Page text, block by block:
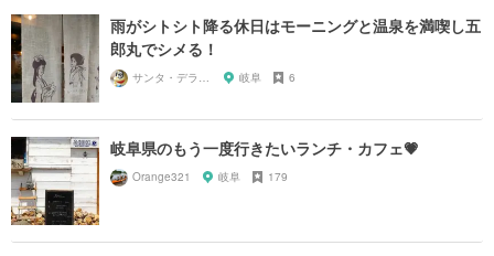
雨がシトシト降る休日はモーニングと温泉を満喫し五
郎丸でシメる！
サンタ・デラックス 岐阜 6
岐阜県のもう一度行きたいランチ・カフェ💗
Orange321 岐阜 179